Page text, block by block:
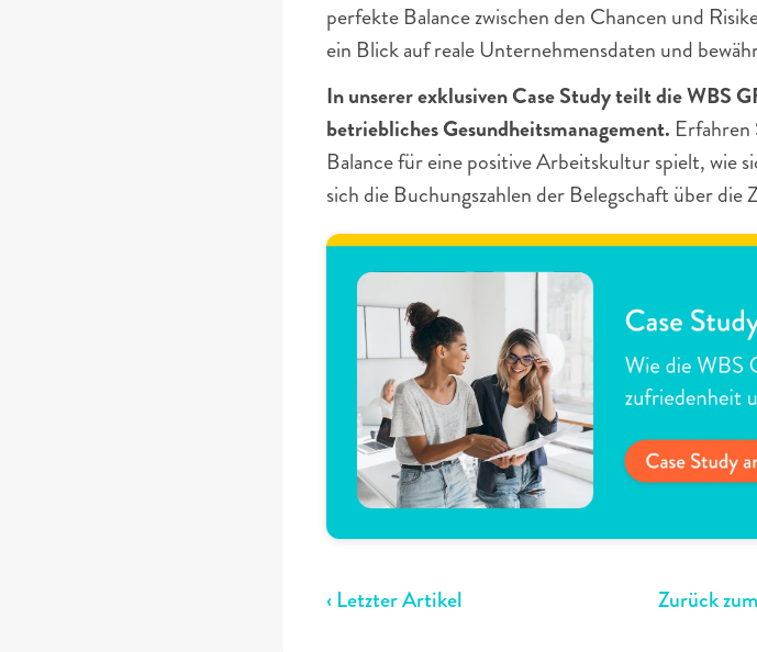
perfekte Balance zwischen den Chancen und
ein Blick auf reale Unternehmensdaten und
In unserer exklusiven Case Study teilt die WBS
betriebliches Gesundheitsmanagement. Erfahren
Balance für eine positive Arbeitskultur spielt, wie
sich die Buchungszahlen der Belegschaft über die
‹ Letzter Artikel Zurück